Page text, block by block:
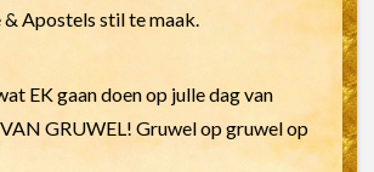
Apostels stil te maak.
EK gaan doen op julle dag van
GRUWEL! Gruwel op gruwel op